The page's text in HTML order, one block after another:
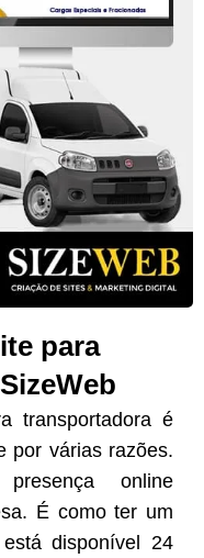
para
transportadora é
por várias razões.
online
É como ter um
disponível 24